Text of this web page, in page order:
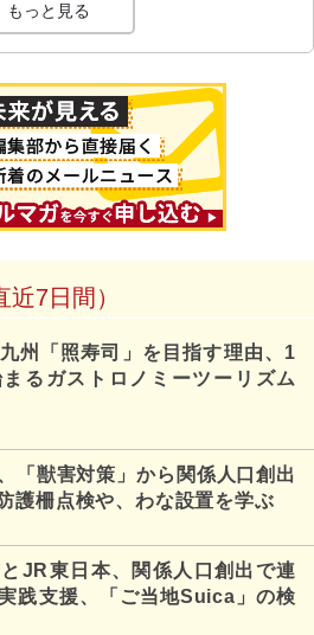
もっと見る
7日間）
州「照寿司」を目指す理由、1
るガストロノミーツーリズム
「獣害対策」から関係人口創出
護柵点検や、わな設置を学ぶ
JR東日本、関係人口創出で連
践支援、「ご当地Suica」の検